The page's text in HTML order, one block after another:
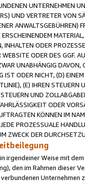
UNTERNEHMEN
UND VERTRETER VON
INHALTEN ODER
ODER DES GGF.
UNABHÄNGIG
ODER NICHT, (D)
(E) IHREN
UND
ODER
KÖNNEN IM
PROZESSUALE
ZWECK DER
irgendeiner Weise mit
den im Rahmen dieser